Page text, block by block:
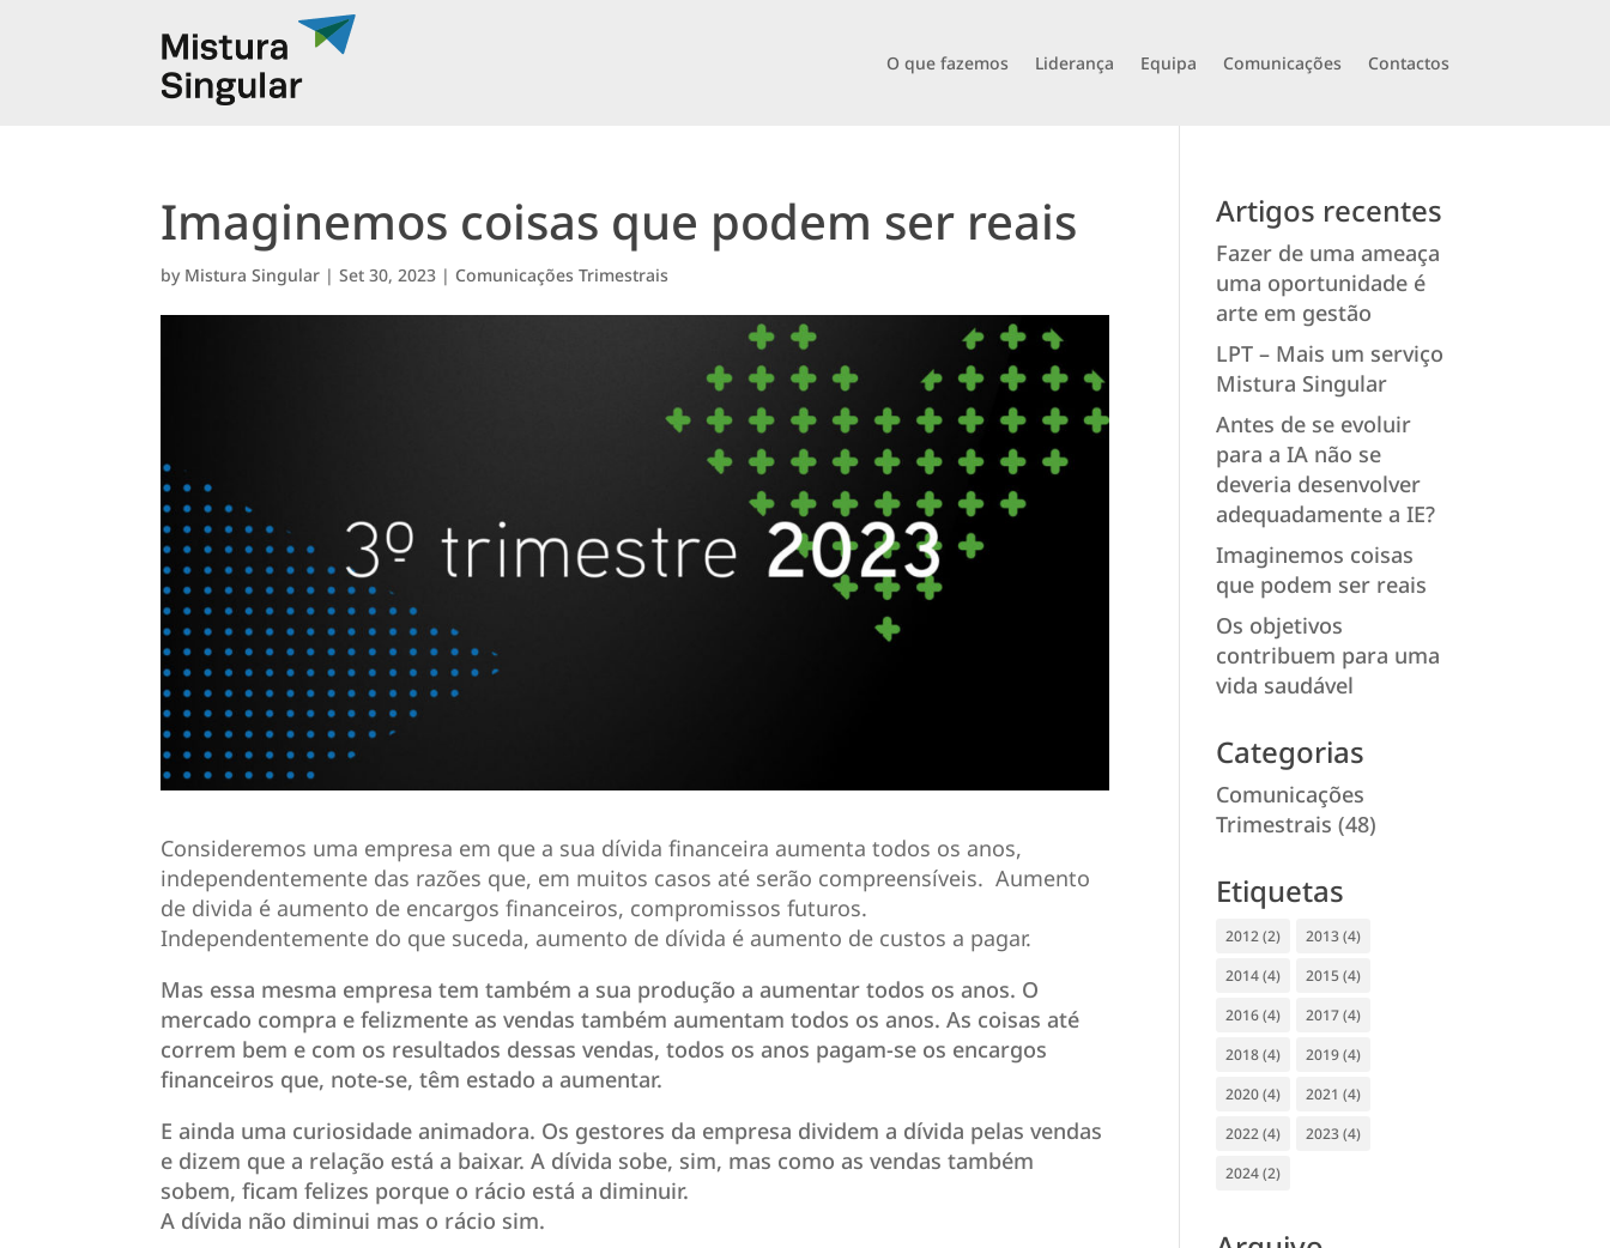
O que fazemos Liderança Equipa Comunicações Contactos
Imaginemos coisas que podem ser reais
by Mistura Singular |Set 30, 2023 | Comunicações Trimestrais
Consideremos uma empresa em que a sua dívida financeira aumenta todos os anos,
independentemente das razões que, em muitos casos até serão compreensíveis. Aumento
de divida é aumento de encargos financeiros, compromissos futuros.
Independentemente do que suceda, aumento de dívida é aumento de custos a pagar.
Mas essa mesma empresa tem também a sua produção a aumentar todos os anos. O
mercado compra e felizmente as vendas também aumentam todos os anos. As coisas até
correm bem e com os resultados dessas vendas, todos os anos pagam-se os encargos
financeiros que, note-se, têm estado a aumentar.
E ainda uma curiosidade animadora. Os gestores da empresa dividem a dívida pelas vendas
e dizem que a relação está a baixar. A dívida sobe, sim, mas como as vendas também
sobem, ficam felizes porque o rácio está a diminuir.
A dívida não diminui mas o rácio sim.
Artigos recentes
Fazer de uma ameaça
uma oportunidade é
arte em gestão
LPT – Mais um serviço
Mistura Singular
Antes de se evoluir
para a IA não se
deveria desenvolver
adequadamente a IE?
Imaginemos coisas
que podem ser reais
Os objetivos
contribuem para uma
vida saudável
Categorias
Comunicações
Trimestrais (48)
Etiquetas
2012(2) 2013(4)
2014(4) 2015(4)
2016(4) 2017(4)
2018(4) 2019(4)
2020(4) 2021 (4)
2022(4) 2023(4)
2024(2)